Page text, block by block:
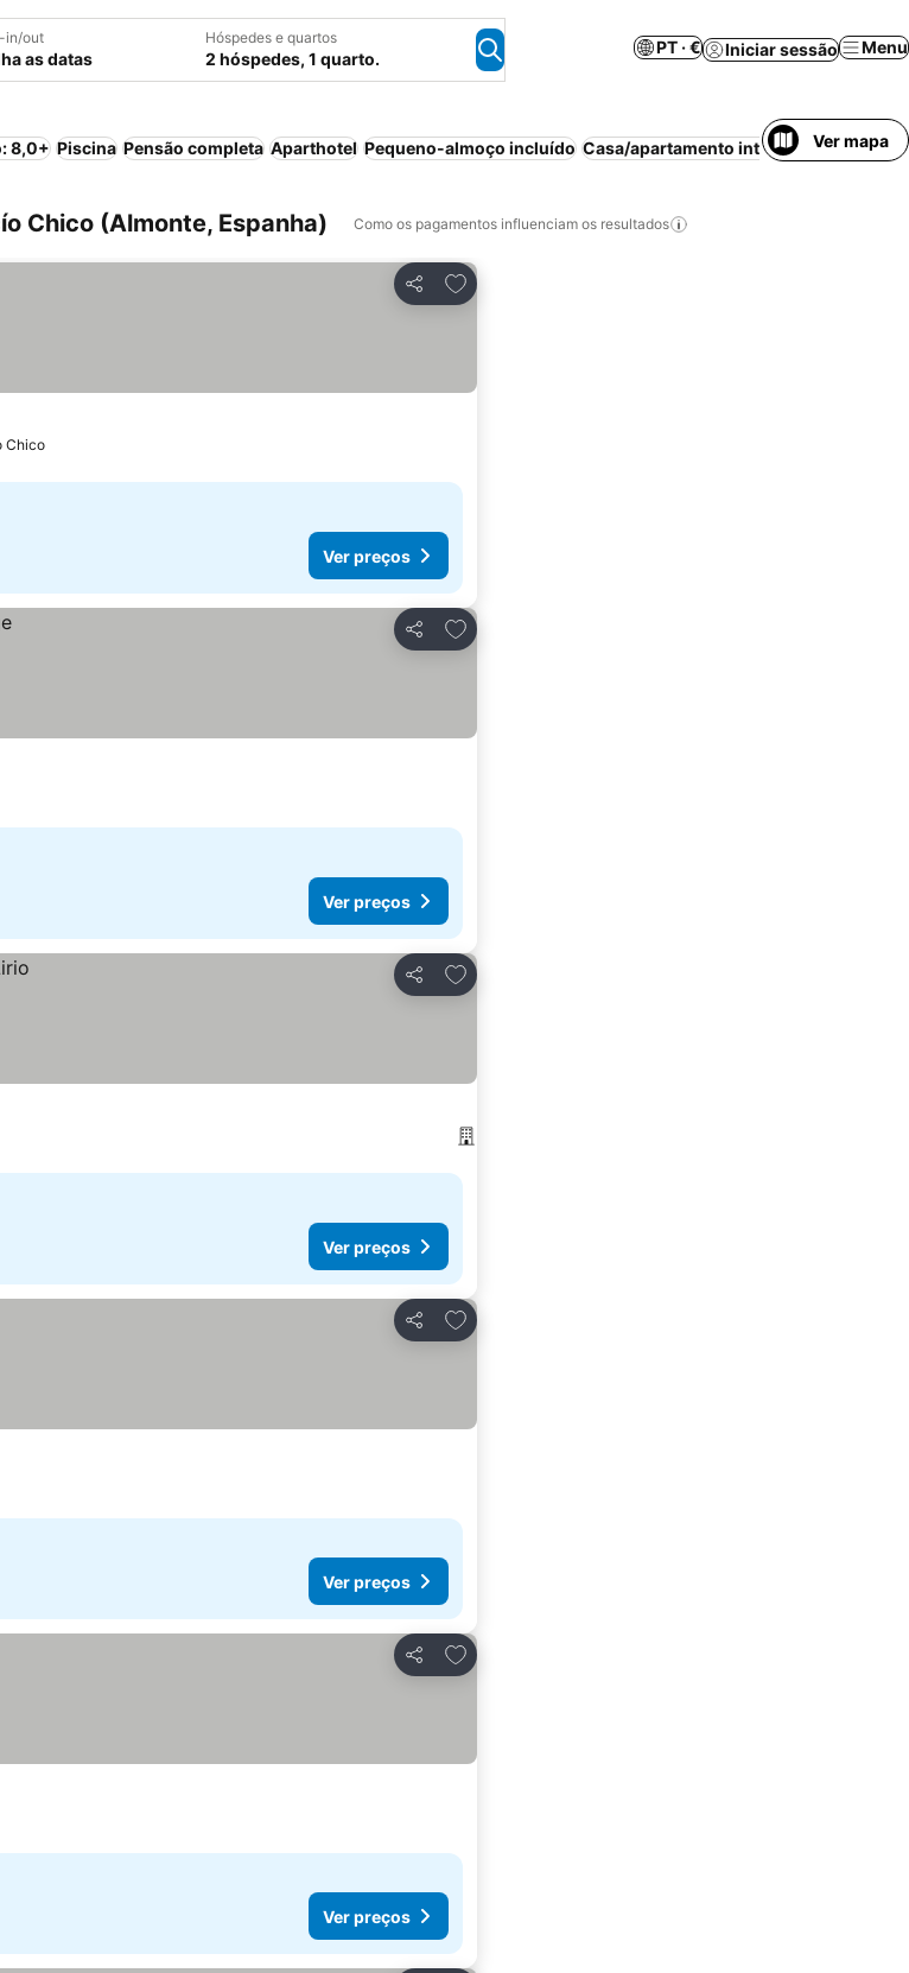
in/out
as datas
Hóspedes e quartos
2 hóspedes, 1 quarto.
PT · € Iniciar sessão Menu
8,0+ Piscina Pensão completa Aparthotel Pequeno-almoço incluído Casa/apartamento inteiro Praia Meia-
Ver mapa
Chico (Almonte, Espanha) Como os pagamentos influenciam os resultados
Partilhar
Adicionar aos favoritos
Chico
Ver preços
Partilhar
Adicionar aos favoritos
Ver preços
Partilhar
Adicionar aos favoritos
Ver preços
Partilhar
Adicionar aos favoritos
Ver preços
Partilhar
Adicionar aos favoritos
Ver preços